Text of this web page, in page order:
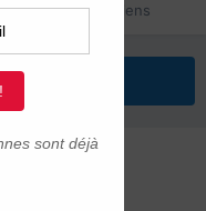
et pharmaciens